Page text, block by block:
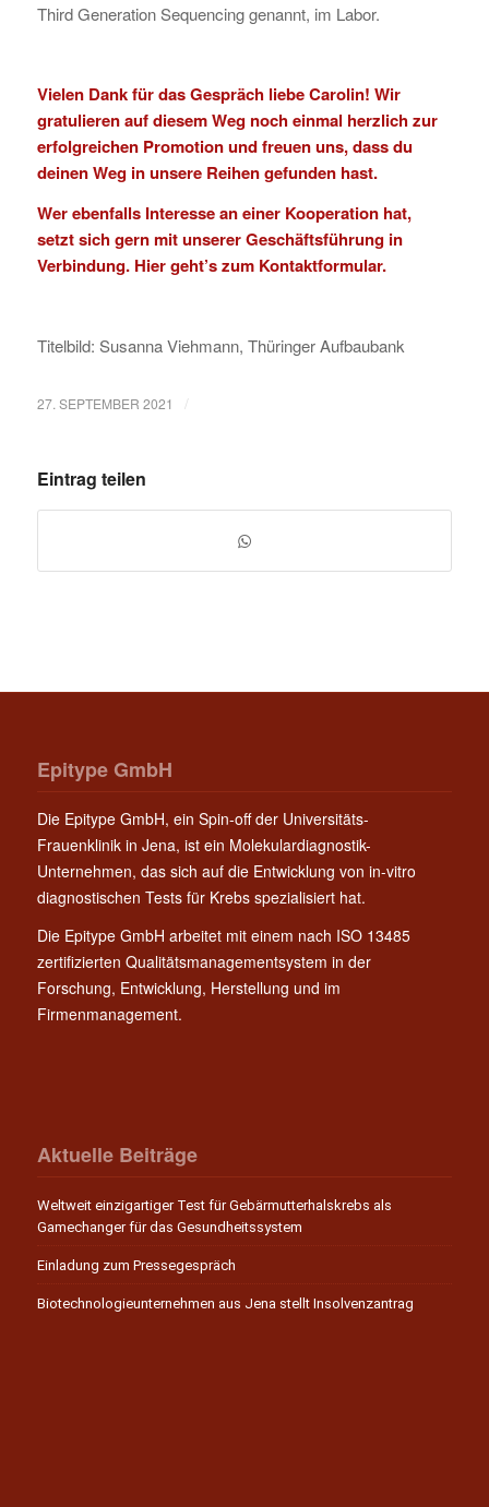
Third Generation Sequencing genannt, im Labor.
Vielen Dank für das Gespräch liebe Carolin! Wir
gratulieren auf diesem Weg noch einmal herzlich zur
erfolgreichen Promotion und freuen uns, dass du
deinen Weg in unsere Reihen gefunden hast.
Wer ebenfalls Interesse an einer Kooperation hat,
setzt sich gern mit unserer Geschäftsführung in
Verbindung. Hier geht’s zum Kontaktformular.
Titelbild: Susanna Viehmann, Thüringer Aufbaubank
27. SEPTEMBER 2021 /
Eintrag teilen
Epitype GmbH
Die Epitype GmbH, ein Spin-off der Universitäts-
Frauenklinik in Jena, ist ein Molekulardiagnostik-
Unternehmen, das sich auf die Entwicklung von in-vitro
diagnostischen Tests für Krebs spezialisiert hat.
Die Epitype GmbH arbeitet mit einem nach ISO 13485
zertifizierten Qualitätsmanagementsystem in der
Forschung, Entwicklung, Herstellung und im
Firmenmanagement.
Aktuelle Beiträge
Weltweit einzigartiger Test für Gebärmutterhalskrebs als
Gamechanger für das Gesundheitssystem
Einladung zum Pressegespräch
Biotechnologieunternehmen aus Jena stellt Insolvenzantrag